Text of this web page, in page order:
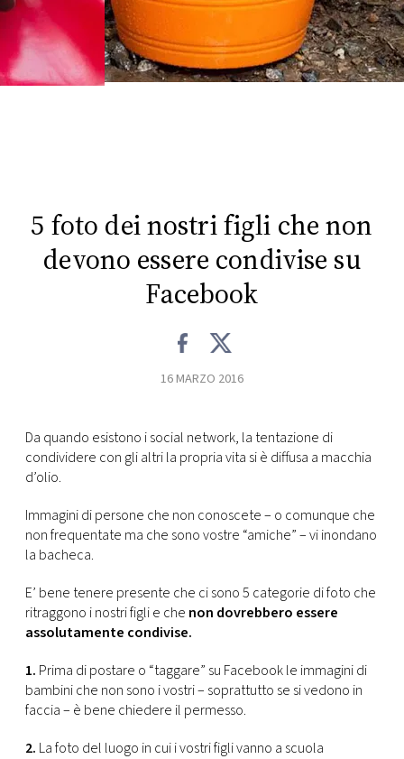
FOTO
CONCORSI
TV
5 foto dei nostri figli che non
devono essere condivise su
Facebook
16 MARZO 2016
Da quando esistono i social network, la tentazione di
condividere con gli altri la propria vita si è diffusa a macchia
d’olio.
Immagini di persone che non conoscete – o comunque che
non frequentate ma che sono vostre “amiche” – vi inondano
la bacheca.
E’ bene tenere presente che ci sono 5 categorie di foto che
ritraggono i nostri figli e che non dovrebbero essere
assolutamente condivise.
1. Prima di postare o “taggare” su Facebook le immagini di
bambini che non sono i vostri – soprattutto se si vedono in
faccia – è bene chiedere il permesso.
2. La foto del luogo in cui i vostri figli vanno a scuola